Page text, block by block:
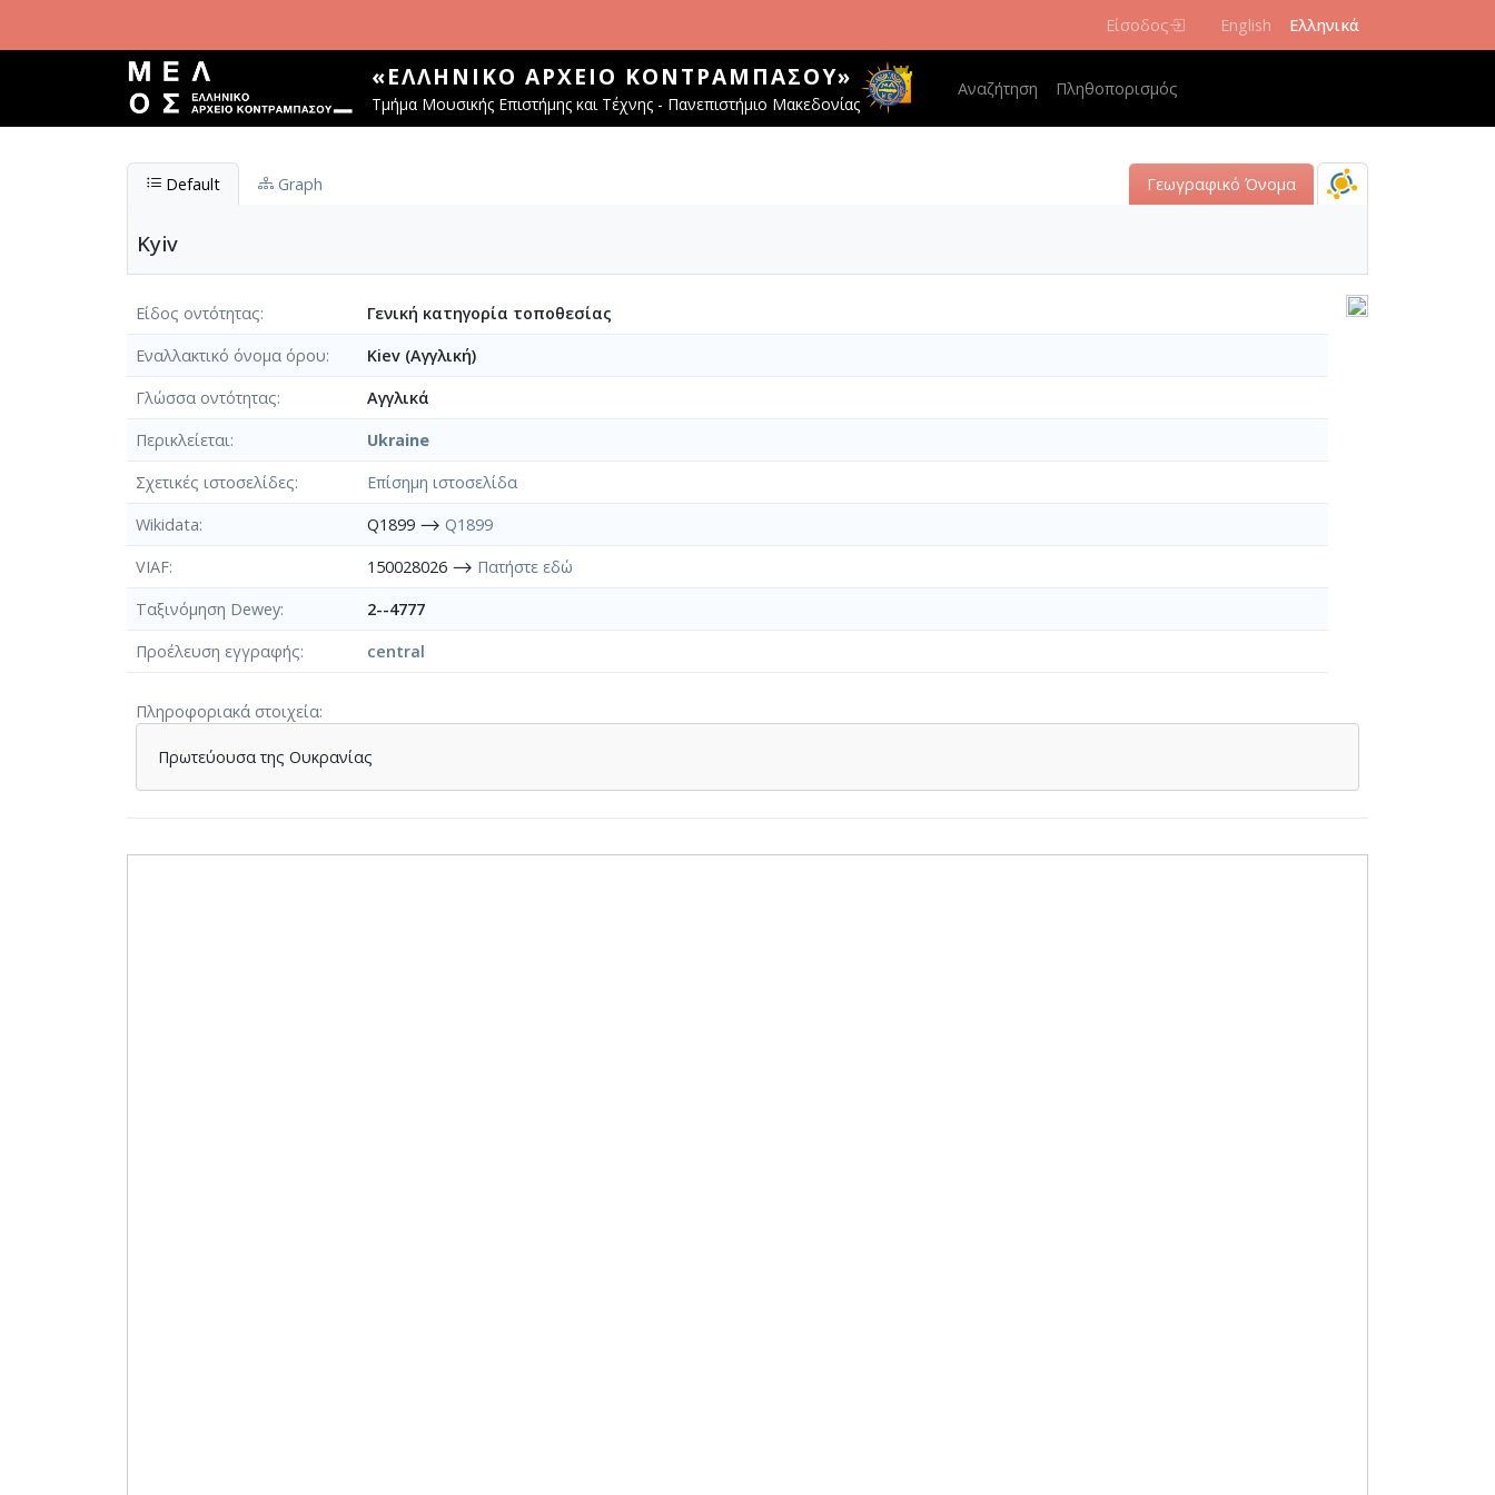
Είσοδος English Ελληνικά
«ΕΛΛΗΝΙΚΌ ΑΡΧΕΊΟ ΚΟΝΤΡΑΜΠΆΣΟΥ»
Τμήμα Μουσικής Επιστήμης και Τέχνης - Πανεπιστήμιο Μακεδονίας
Main navigation
Αναζήτηση Πληθοπορισμός
Default Graph Γεωγραφικό Όνομα
Kyiv
Είδος οντότητας
Γενική κατηγορία τοποθεσίας
Εναλλακτικό όνομα όρου
Kiev (Αγγλική)
Γλώσσα οντότητας
Αγγλικά
Περικλείεται
Ukraine
Σχετικές ιστοσελίδες
Επίσημη ιστοσελίδα
Wikidata
Q1899 ⟶ Q1899
VIAF
150028026 ⟶ Πατήστε εδώ
Ταξινόμηση Dewey
2--4777
Προέλευση εγγραφής
central
Πληροφοριακά στοιχεία
Πρωτεύουσα της Ουκρανίας